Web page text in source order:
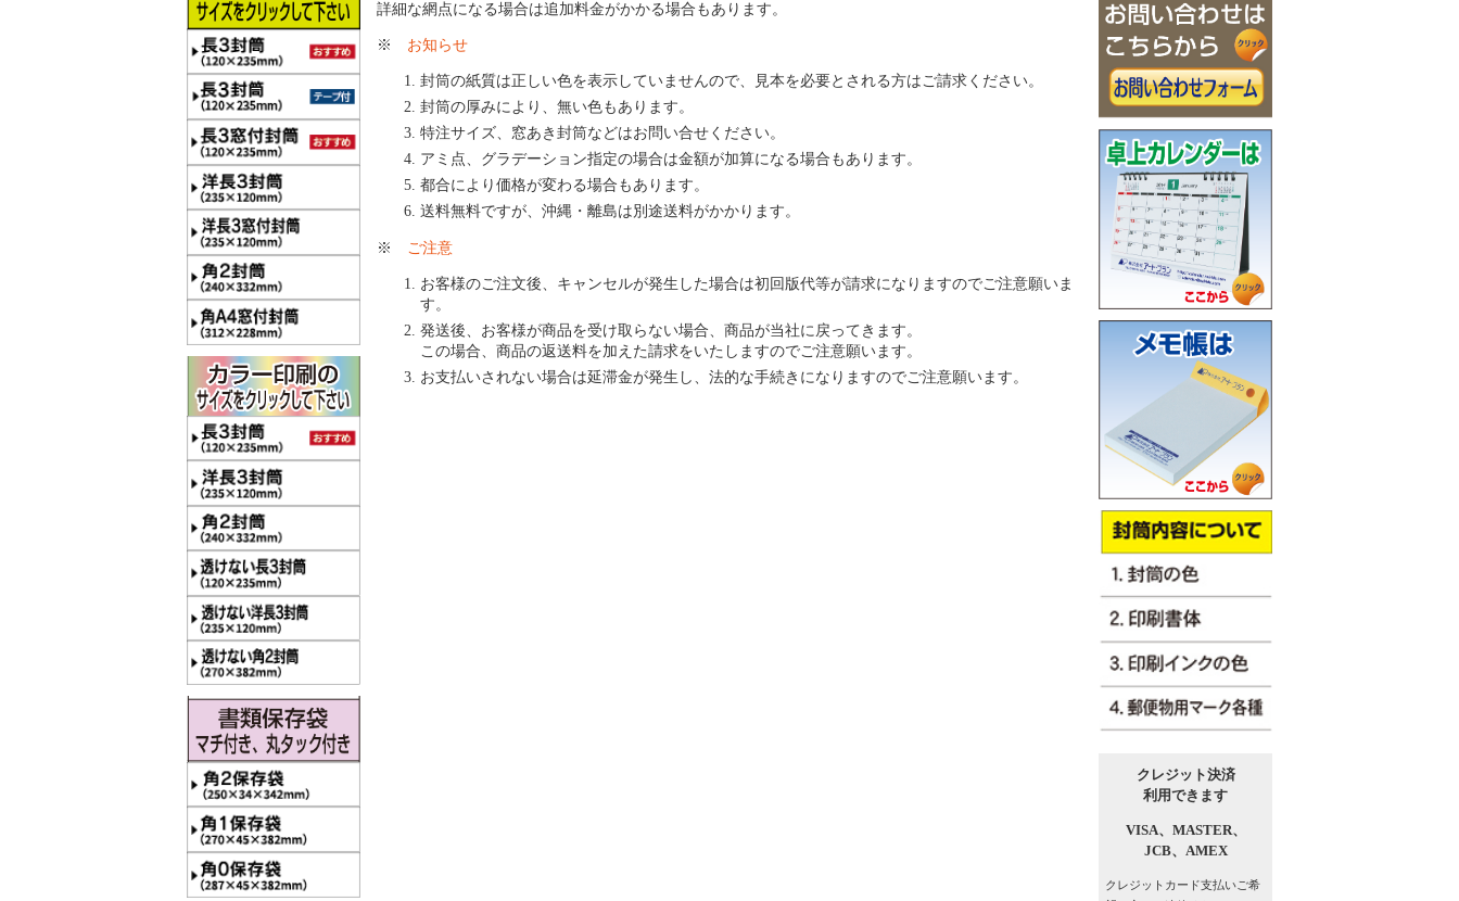
詳細な網点になる場合は追加料金がかかる場合もあります。
※ お知らせ
封筒の紙質は正しい色を表示していませんので、見本を必要とされる方はご請求ください。
封筒の厚みにより、無い色もあります。
特注サイズ、窓あき封筒などはお問い合せください。
アミ点、グラデーション指定の場合は金額が加算になる場合もあります。
都合により価格が変わる場合もあります。
送料無料ですが、沖縄・離島は別途送料がかかります。
※ ご注意
お客様のご注文後、キャンセルが発生した場合は初回版代等が請求になりますのでご注意願いま
す。
発送後、お客様が商品を受け取らない場合、商品が当社に戻ってきます。
この場合、商品の返送料を加えた請求をいたしますのでご注意願います。
お支払いされない場合は延滞金が発生し、法的な手続きになりますのでご注意願います。
クレジット決済
利用できます
VISA、 MASTER、
JCB、 AMEX
クレジットカード支払いご希